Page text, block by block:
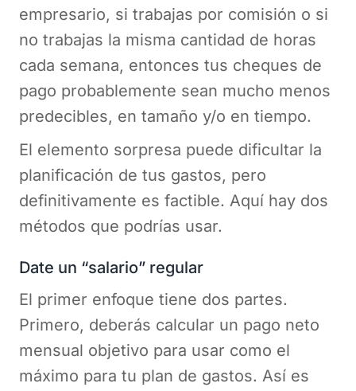
empresario, si trabajas por comisión o si
no trabajas la misma cantidad de horas
cada semana, entonces tus cheques de
pago probablemente sean mucho menos
predecibles, en tamaño y/o en tiempo.
El elemento sorpresa puede dificultar la
planificación de tus gastos, pero
definitivamente es factible. Aquí hay dos
métodos que podrías usar.
Date un “salario” regular
El primer enfoque tiene dos partes.
Primero, deberás calcular un pago neto
mensual objetivo para usar como el
máximo para tu plan de gastos. Así es